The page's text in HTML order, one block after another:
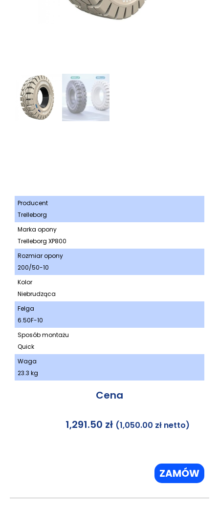
Producent
Trelleborg
Marka opony
Trelleborg XP800
Rozmiar opony
200/50-10
Kolor
Niebrudząca
Felga
6.50F-10
Sposób montażu
Quick
Waga
23.3 kg
Cena
1,291.50 zł (1,050.00 zł netto)
ZAMÓW